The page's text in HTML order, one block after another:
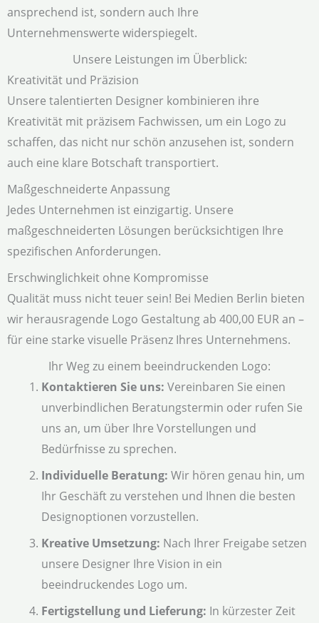
ansprechend ist, sondern auch Ihre
Unternehmenswerte widerspiegelt.
Unsere Leistungen im Überblick:
Kreativität und Präzision
Unsere talentierten Designer kombinieren ihre
Kreativität mit präzisem Fachwissen, um ein Logo zu
schaffen, das nicht nur schön anzusehen ist, sondern
auch eine klare Botschaft transportiert.
Maßgeschneiderte Anpassung
Jedes Unternehmen ist einzigartig. Unsere
maßgeschneiderten Lösungen berücksichtigen Ihre
spezifischen Anforderungen.
Erschwinglichkeit ohne Kompromisse
Qualität muss nicht teuer sein! Bei Medien Berlin bieten
wir herausragende Logo Gestaltung ab 400,00 EUR an –
für eine starke visuelle Präsenz Ihres Unternehmens.
Ihr Weg zu einem beeindruckenden Logo:
Kontaktieren Sie uns: Vereinbaren Sie einen
unverbindlichen Beratungstermin oder rufen Sie
uns an, um über Ihre Vorstellungen und
Bedürfnisse zu sprechen.
Individuelle Beratung: Wir hören genau hin, um
Ihr Geschäft zu verstehen und Ihnen die besten
Designoptionen vorzustellen.
Kreative Umsetzung: Nach Ihrer Freigabe setzen
unsere Designer Ihre Vision in ein
beeindruckendes Logo um.
Fertigstellung und Lieferung: In kürzester Zeit